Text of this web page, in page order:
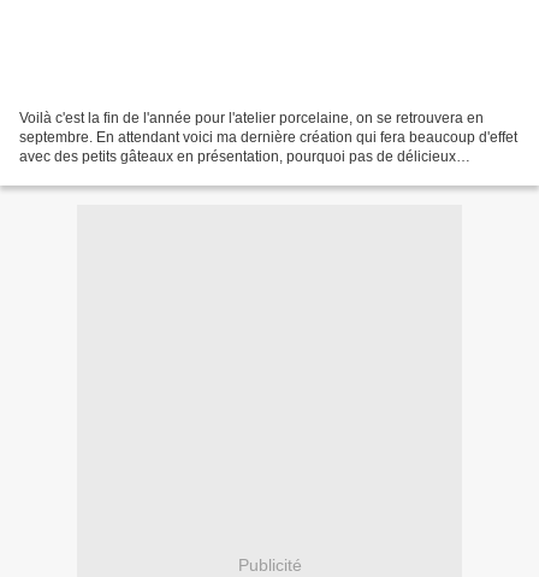
Voilà c'est la fin de l'année pour l'atelier porcelaine, on se retrouvera en
septembre. En attendant voici ma dernière création qui fera beaucoup d'effet
avec des petits gâteaux en présentation, pourquoi pas de délicieux
Publicité